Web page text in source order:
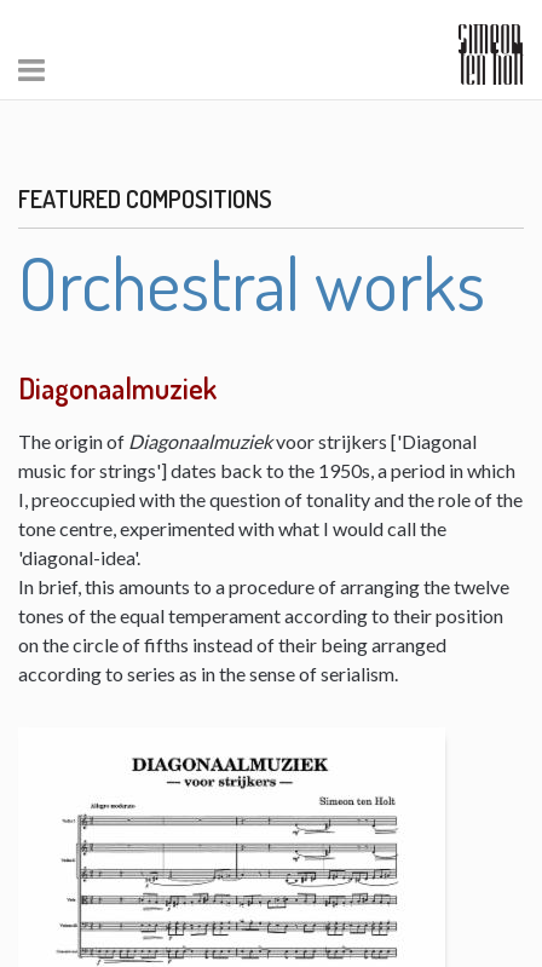
FEATURED COMPOSITIONS
Orchestral works
Diagonaalmuziek
The origin of Diagonaalmuziekvoor strijkers ['Diagonal
music for strings'] dates back to the 1950s, a period in which
I, preoccupied with the question of tonality and the role of the
tone centre, experimented with what I would call the
'diagonal-idea'.
In brief, this amounts to a procedure of arranging the twelve
tones of the equal temperament according to their position
on the circle of fifths instead of their being arranged
according to series as in the sense of serialism.